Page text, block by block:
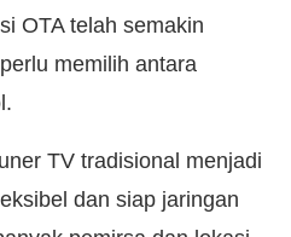
OTA telah semakin
memilih antara
TV tradisional menjadi
dan siap jaringan